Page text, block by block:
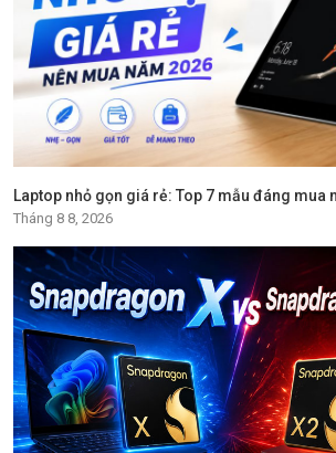
Laptop nhỏ gọn giá rẻ: Top 7 mẫu đáng mua
Tháng 8 8, 2026